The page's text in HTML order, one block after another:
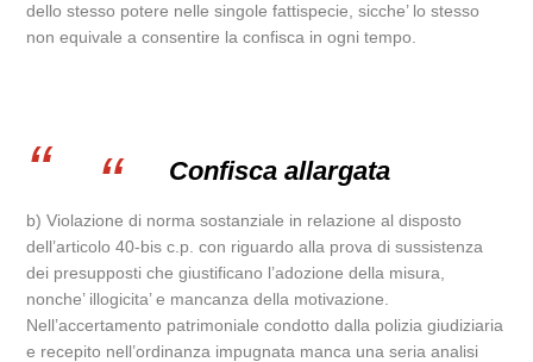
dello stesso potere nelle singole fattispecie, sicche’ lo stesso
non equivale a consentire la confisca in ogni tempo.
Confisca allargata
b) Violazione di norma sostanziale in relazione al disposto
dell’articolo 40-bis c.p. con riguardo alla prova di sussistenza
dei presupposti che giustificano l’adozione della misura,
nonche’ illogicita’ e mancanza della motivazione.
Nell’accertamento patrimoniale condotto dalla polizia giudiziaria
e recepito nell’ordinanza impugnata manca una seria analisi